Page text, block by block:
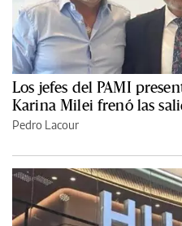
Los jefes del PAMI
Karina Milei frenó las
Pedro Lacour